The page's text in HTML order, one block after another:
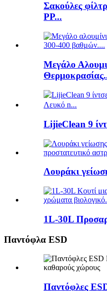
Σακούλες
PP...
Μεγάλο
LijieClean 9
Λουράκι
1L-30L
Παντόφλα ESD
Παντόφλες